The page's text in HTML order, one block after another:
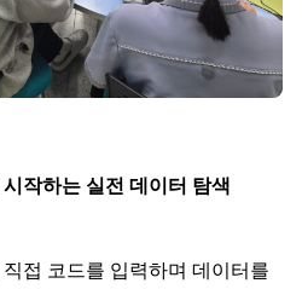
작하는 실전 데이터 탐색
접 코드를 입력하며 데이터를